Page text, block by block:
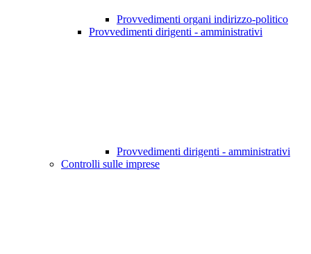
Provvedimenti organi indirizzo-politico
Provvedimenti dirigenti - amministrativi
Provvedimenti dirigenti - amministrativi
Controlli sulle imprese